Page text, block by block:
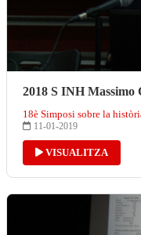
2018 S INH Massimo
18è Simposi sobre la
11-01-2019
VISUALITZA